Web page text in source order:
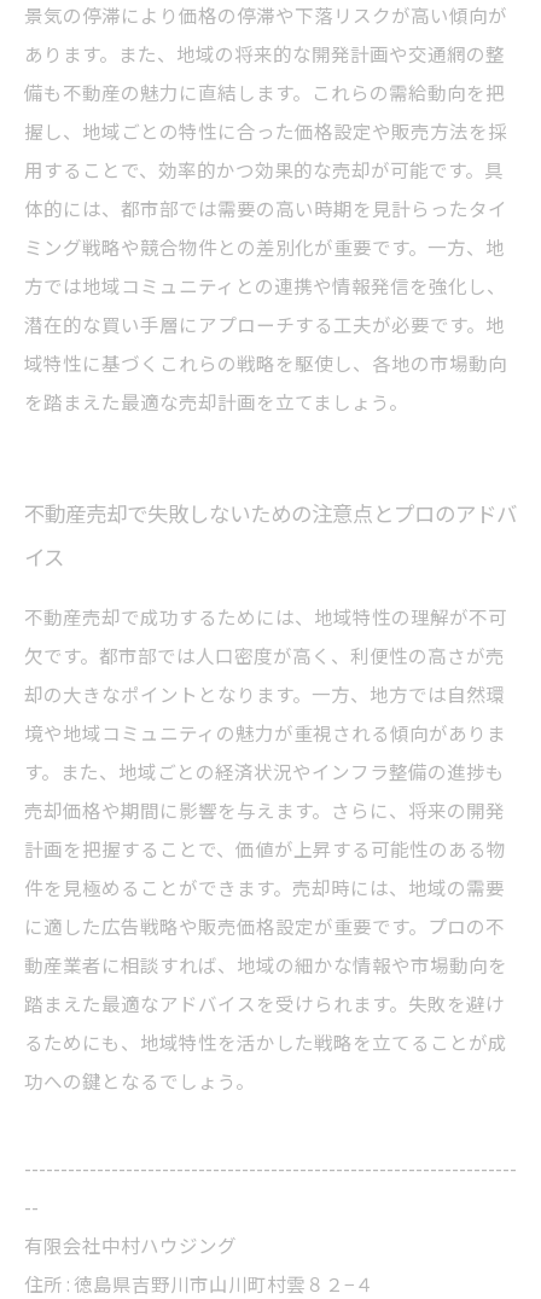
景気の停滞により価格の停滞や下落リスクが高い傾向が
あります。また、地域の将来的な開発計画や交通網の整
備も不動産の魅力に直結します。これらの需給動向を把
握し、地域ごとの特性に合った価格設定や販売方法を採
用することで、効率的かつ効果的な売却が可能です。具
体的には、都市部では需要の高い時期を見計らったタイ
ミング戦略や競合物件との差別化が重要です。一方、地
方では地域コミュニティとの連携や情報発信を強化し、
潜在的な買い手層にアプローチする工夫が必要です。地
域特性に基づくこれらの戦略を駆使し、各地の市場動向
を踏まえた最適な売却計画を立てましょう。
不動産売却で失敗しないための注意点とプロのアドバ
イス
不動産売却で成功するためには、地域特性の理解が不可
欠です。都市部では人口密度が高く、利便性の高さが売
却の大きなポイントとなります。一方、地方では自然環
境や地域コミュニティの魅力が重視される傾向がありま
す。また、地域ごとの経済状況やインフラ整備の進捗も
売却価格や期間に影響を与えます。さらに、将来の開発
計画を把握することで、価値が上昇する可能性のある物
件を見極めることができます。売却時には、地域の需要
に適した広告戦略や販売価格設定が重要です。プロの不
動産業者に相談すれば、地域の細かな情報や市場動向を
踏まえた最適なアドバイスを受けられます。失敗を避け
るためにも、地域特性を活かした戦略を立てることが成
功への鍵となるでしょう。
--------------------------------------------------------------------
--
有限会社中村ハウジング
住所 : 徳島県吉野川市山川町村雲８２−４